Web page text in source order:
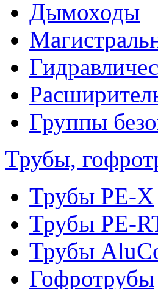
Дымоходы
Группы
Трубы,
Трубы PE-X
Трубы PE-
Трубы
Гофротрубы